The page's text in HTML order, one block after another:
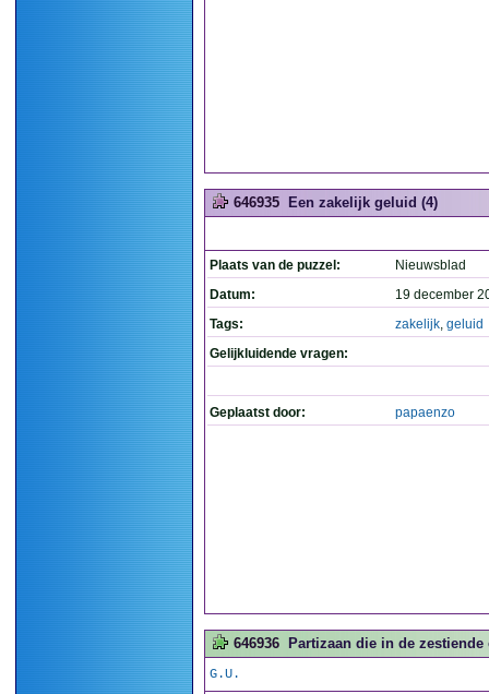
646935 Een zakelijk geluid (4)
Plaats van de puzzel:
Nieuwsblad
Datum:
19 december
Tags:
zakelijk, geluid
Gelijkluidende vragen:
Geplaatst door: papaenzo
646936 Partizaan die in de
G.U.